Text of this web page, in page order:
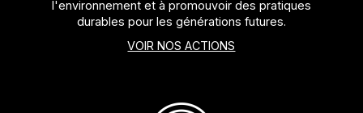
l'environnement et à promouvoir des pratiques
durables pour les générations futures.
VOIR NOS ACTIONS